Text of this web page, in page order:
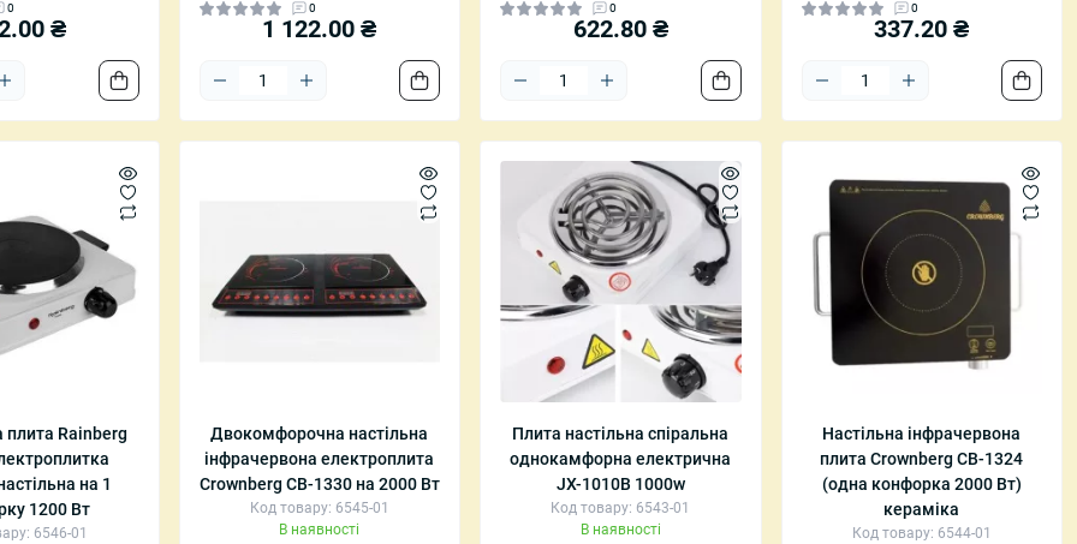
0
₴
0
1 122.00 ₴
0
622.80 ₴
0
337.20 ₴
плита Rainberg
на 1
1200 Вт
6546-01
Двокомфорочна настільна
інфрачервона електроплита
Crownberg CB-1330 на 2000 Вт
Код товару: 6545-01
В наявності
Плита настільна спіральна
однокамфорна електрична
JX-1010B 1000w
Код товару: 6543-01
В наявності
Настільна інфрачервона
плита Crownberg CB-1324
(одна конфорка 2000 Вт)
кераміка
Код товару: 6544-01